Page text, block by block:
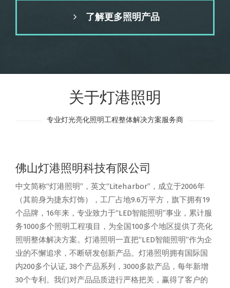
了解更多照明产品
关于灯港照明
专业灯光亮化照明工程整体解决方案服务商
佛山灯港照明科技有限公司
中文简称“灯港照明”，英文“Liteharbor”，成立于2006年
（其前身为捷东灯饰），工厂占地9.6万平方，旗下拥有19
个品牌，16年来，专业致力于“LED智能照明”事业，累计服
务1000多个照明工程项目，为全国100多个地区提供了亮化
照明整体解决方案。灯港照明一直把“LED智能照明”作为企
业的不懈追求，不断研发创新产品。灯港照明拥有国际国
内200多个认证, 38个产品系列，3000多款产品，每年新增
30个专利。我们对产品品质进行严格把关，赢得了客户的